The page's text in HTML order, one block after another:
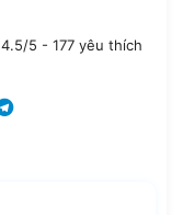
4.5/5 - 177 yêu thích